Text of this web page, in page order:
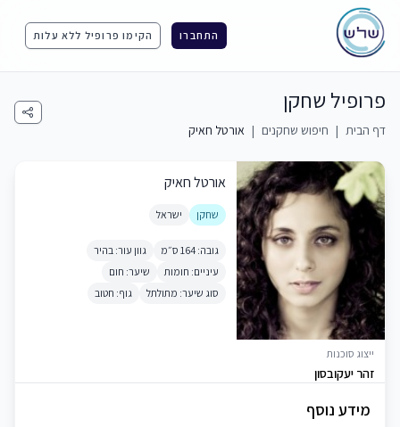
התחברו הקימו פרופיל ללא עלות
פרופיל שחקן
דף הבית | חיפוש שחקנים | אורטל חאיק
ייצוג סוכנות
זהר יעקובסון
אורטל חאיק
שחקן ישראל
גובה: 164 ס״מ
גוון עור: בהיר
עיניים: חומות
שיער: חום
סוג שיער: מתולתל
גוף: חטוב
מידע נוסף